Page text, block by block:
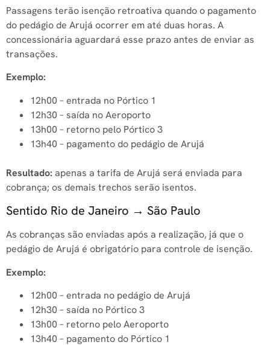
Passagens terão isenção retroativa quando o pagamento
do pedágio de Arujá ocorrer em até duas horas. A
concessionária aguardará esse prazo antes de enviar as
transações.
Exemplo:
12h00 – entrada no Pórtico 1
12h30 – saída no Aeroporto
13h00 – retorno pelo Pórtico 3
13h40 – pagamento do pedágio de Arujá
Resultado: apenas a tarifa de Arujá será enviada para
cobrança; os demais trechos serão isentos.
Sentido Rio de Janeiro → São Paulo
As cobranças são enviadas após a realização, já que o
pedágio de Arujá é obrigatório para controle de isenção.
Exemplo:
12h00 – entrada no pedágio de Arujá
12h30 – saída no Pórtico 3
13h00 – retorno pelo Aeroporto
13h40 – pagamento do Pórtico 1